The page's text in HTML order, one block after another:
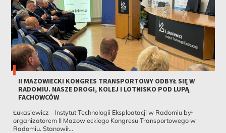
II MAZOWIECKI KONGRES TRANSPORTOWY ODBYŁ SIĘ W
RADOMIU. NASZE DROGI, KOLEJ I LOTNISKO POD LUPĄ
FACHOWCÓW
Łukasiewicz – Instytut Technologii Eksploatacji w Radomiu był
organizatorem II Mazowieckiego Kongresu Transportowego w
Radomiu. Stanowił...